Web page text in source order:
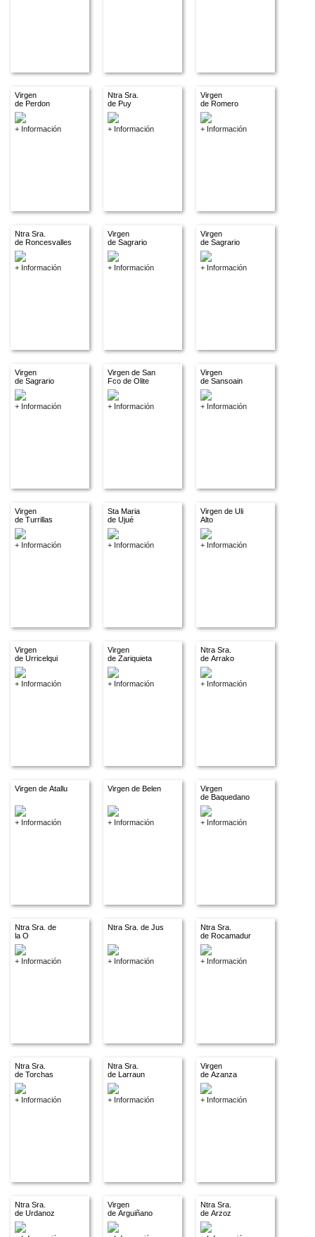
Virgen
de Perdon
+ Información
Ntra Sra.
de Puy
+ Información
Virgen
de Romero
+ Información
Ntra Sra.
de Roncesvalles
+ Información
Virgen
de Sagrario
+ Información
Virgen
de Sagrario
+ Información
Virgen
de Sagrario
+ Información
Virgen de San
Fco de Olite
+ Información
Virgen
de Sansoain
+ Información
Virgen
de Turrillas
+ Información
Sta Maria
de Ujué
+ Información
Virgen de Uli
Alto
+ Información
Virgen
de Urricelqui
+ Información
Virgen
de Zariquieta
+ Información
Ntra Sra.
de Arrako
+ Información
Virgen de Atallu
+ Información
Virgen de Belen
+ Información
Virgen
de Baquedano
+ Información
Ntra Sra. de
la O
+ Información
Ntra Sra. de Jus
+ Información
Ntra Sra.
de Rocamadur
+ Información
Ntra Sra.
de Torchas
+ Información
Ntra Sra.
de Larraun
+ Información
Virgen
de Azanza
+ Información
Ntra Sra.
de Urdanoz
Virgen
de Arguiñano
Ntra Sra.
de Arzoz